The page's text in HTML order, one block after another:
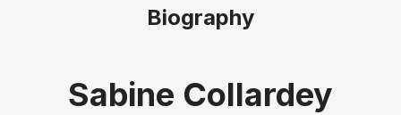
Biography
Sabine Collardey